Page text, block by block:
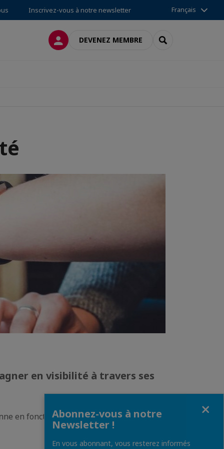
Inscrivez-vous à notre newsletter Français
CONNEXIONDEVENEZ MEMBRE RECHERCHER
en visibilité à travers ses
en fonction de votre stratégie de
Abonnez-vous à notre
Newsletter !
En vous abonnant, vous resterez informés